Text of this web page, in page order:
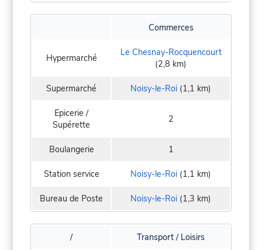
Commerces
Hypermarché
Le Chesnay-Rocquencourt
(2,8 km)
Supermarché Noisy-le-Roi (1,1 km)
Epicerie /
Supérette
2
Boulangerie 1
Station service Noisy-le-Roi (1,1 km)
Bureau de Poste Noisy-le-Roi (1,3 km)
/ Transport / Loisirs